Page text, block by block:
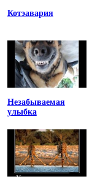
Котэавария
Незабываемая
улыбка